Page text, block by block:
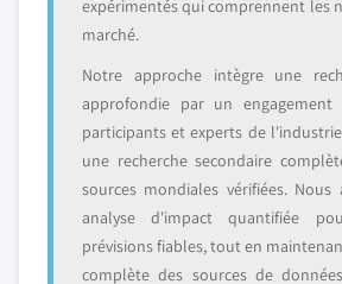
expérimentés qui comprennent les
marché.
Notre approche intègre une
approfondie par un engagement
participants et experts de
une recherche secondaire
sources mondiales vérifiées.
analyse d'impact quantifiée
prévisions fiables, tout en
complète des sources de